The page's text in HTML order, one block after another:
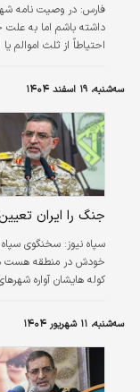
فارس: در وصیت نامه
داشته باشم اما به علت
احتیاطاً از ثلث اموالم
سه‌شنبه، ۱۹ اسفند ۱۴۰۴
جنگ را ایران
سپاه نیوز: سخنگوی سپاه
خودش در منطقه هست
کوله هایشان آواره
شهری پنهان شده اند.
سه‌شنبه، ۱۱ شهریور ۱۴۰۴